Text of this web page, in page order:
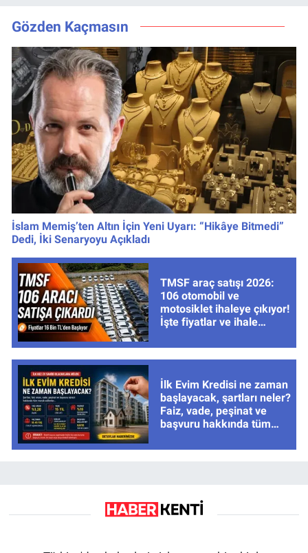
Gözden Kaçmasın
İslam Memiş’ten Altın İçin Yeni Uyarı: “Hikâye Bitmedi”
Dedi, İki Senaryoyu Açıkladı
TMSF araç satışı 2026:
106 otomobil ve
motosiklet ihaleye çıkıyor!
İşte fiyatlar ve ihale
İlk Evim Kredisi ne zaman
başlayacak, şartları neler?
Faiz, vade, peşinat ve
başvuru hakkında tüm